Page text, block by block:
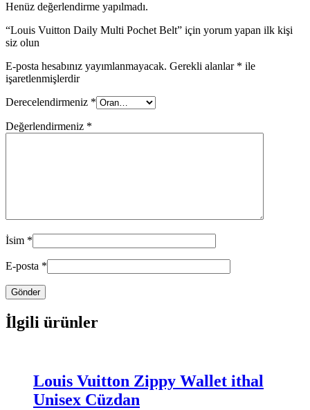
Henüz değerlendirme yapılmadı.
“Louis Vuitton Daily Multi Pochet Belt” için yorum yapan ilk kişi
siz olun
E-posta hesabınız yayımlanmayacak. Gerekli alanlar * ile
işaretlenmişlerdir
Derecelendirmeniz *
Değerlendirmeniz *
İsim *
E-posta *
İlgili ürünler
Louis Vuitton Zippy Wallet ithal
Unisex Cüzdan